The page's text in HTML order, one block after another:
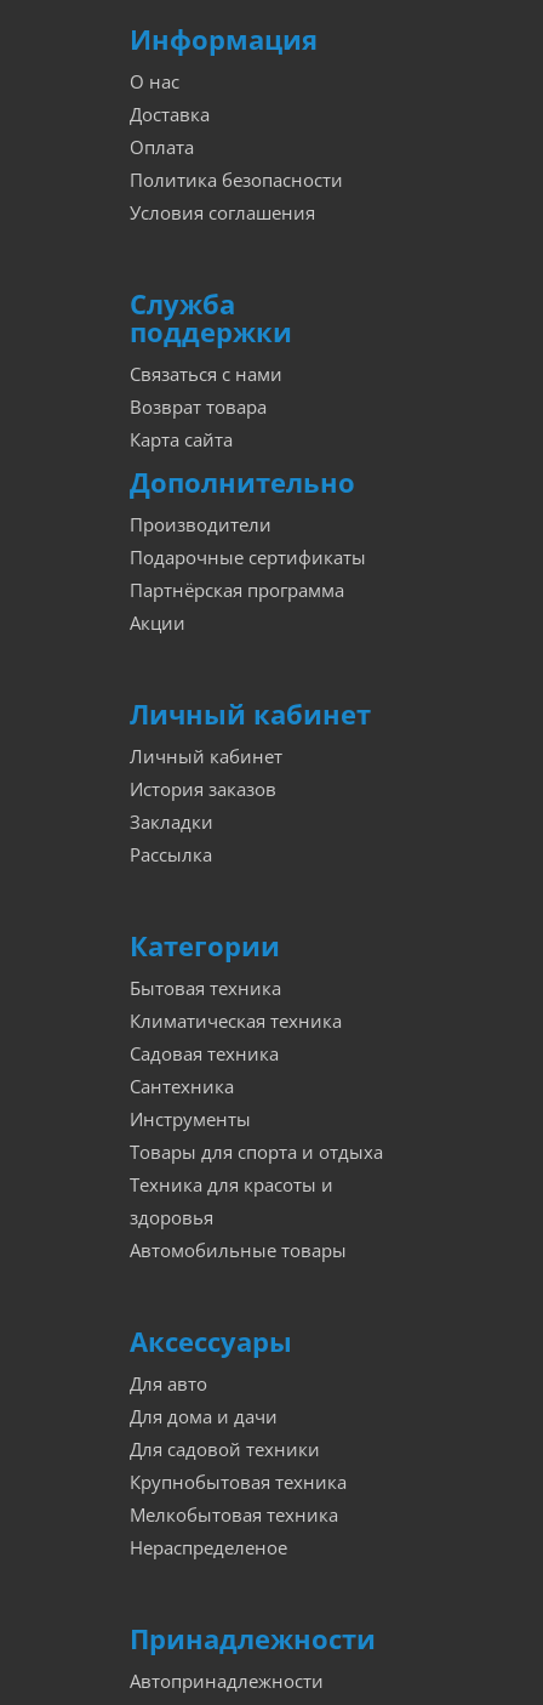
Информация
О нас
Доставка
Оплата
Политика безопасности
Условия соглашения
Служба
поддержки
Связаться с нами
Возврат товара
Карта сайта
Дополнительно
Производители
Подарочные сертификаты
Партнёрская программа
Акции
Личный кабинет
Личный кабинет
История заказов
Закладки
Рассылка
Категории
Бытовая техника
Климатическая техника
Садовая техника
Сантехника
Инструменты
Товары для спорта и отдыха
Техника для красоты и
здоровья
Автомобильные товары
Аксессуары
Для авто
Для дома и дачи
Для садовой техники
Крупнобытовая техника
Мелкобытовая техника
Нераспределеное
Принадлежности
Автопринадлежности